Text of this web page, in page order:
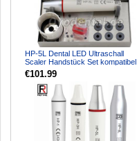
HP-5L Dental LED Ultraschall
Scaler Handstück Set kompatibel
mit EMS PIEZON LED ...
€101.99